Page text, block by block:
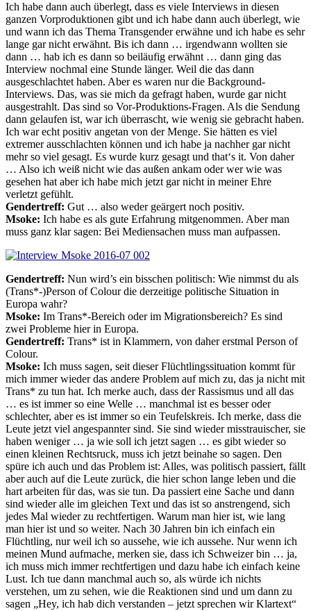
Ich habe dann auch überlegt, dass es viele Interviews in diesen
ganzen Vorproduktionen gibt und ich habe dann auch überlegt, wie
und wann ich das Thema Transgender erwähne und ich habe es sehr
lange gar nicht erwähnt. Bis ich dann … irgendwann wollten sie
dann … hab ich es dann so beiläufig erwähnt … dann ging das
Interview nochmal eine Stunde länger. Weil die das dann
ausgeschlachtet haben. Aber es waren nur die Background-
Interviews. Das, was sie mich da gefragt haben, wurde gar nicht
ausgestrahlt. Das sind so Vor-Produktions-Fragen. Als die Sendung
dann gelaufen ist, war ich überrascht, wie wenig sie gebracht haben.
Ich war echt positiv angetan von der Menge. Sie hätten es viel
extremer ausschlachten können und ich habe ja nachher gar nicht
mehr so viel gesagt. Es wurde kurz gesagt und that‘s it. Von daher
… Also ich weiß nicht wie das außen ankam oder wer wie was
gesehen hat aber ich habe mich jetzt gar nicht in meiner Ehre
verletzt gefühlt.
Gendertreff: Gut … also weder geärgert noch positiv.
Msoke: Ich habe es als gute Erfahrung mitgenommen. Aber man
muss ganz klar sagen: Bei Mediensachen muss man aufpassen.
Gendertreff: Nun wird’s ein bisschen politisch: Wie nimmst du als
(Trans*-)Person of Colour die derzeitige politische Situation in
Europa wahr?
Msoke: Im Trans*-Bereich oder im Migrationsbereich? Es sind
zwei Probleme hier in Europa.
Gendertreff: Trans* ist in Klammern, von daher erstmal Person of
Colour.
Msoke: Ich muss sagen, seit dieser Flüchtlingssituation kommt für
mich immer wieder das andere Problem auf mich zu, das ja nicht mit
Trans* zu tun hat. Ich merke auch, dass der Rassismus und all das
… es ist immer so eine Welle … manchmal ist es besser oder
schlechter, aber es ist immer so ein Teufelskreis. Ich merke, dass die
Leute jetzt viel angespannter sind. Sie sind wieder misstrauischer, sie
haben weniger … ja wie soll ich jetzt sagen … es gibt wieder so
einen kleinen Rechtsruck, muss ich jetzt beinahe so sagen. Den
spüre ich auch und das Problem ist: Alles, was politisch passiert, fällt
aber auch auf die Leute zurück, die hier schon lange leben und die
hart arbeiten für das, was sie tun. Da passiert eine Sache und dann
sind wieder alle im gleichen Text und das ist so anstrengend, sich
jedes Mal wieder zu rechtfertigen. Warum man hier ist, wie lang
man hier ist und so weiter. Nach 30 Jahren bin ich einfach ein
Flüchtling, nur weil ich so aussehe, wie ich aussehe. Nur wenn ich
meinen Mund aufmache, merken sie, dass ich Schweizer bin … ja,
ich muss mich immer rechtfertigen und dazu habe ich einfach keine
Lust. Ich tue dann manchmal auch so, als würde ich nichts
verstehen, um zu sehen, wie die Reaktionen sind und um dann zu
sagen „Hey, ich hab dich verstanden – jetzt sprechen wir Klartext“